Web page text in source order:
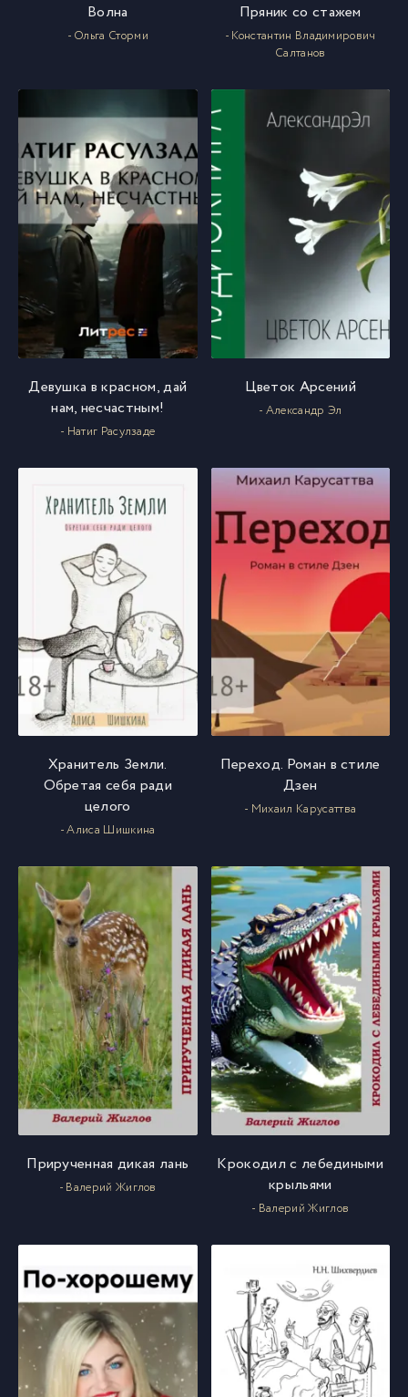
Волна
- Ольга Сторми
Пряник со стажем
- Константин Владимирович
Салтанов
Девушка в красном, дай
нам, несчастным!
- Натиг Расулзаде
Цветок Арсений
- Александр Эл
Хранитель Земли.
Обретая себя ради
целого
- Алиса Шишкина
Переход. Роман в стиле
Дзен
- Михаил Карусаттва
Прирученная дикая лань
- Валерий Жиглов
Крокодил с лебедиными
крыльями
- Валерий Жиглов